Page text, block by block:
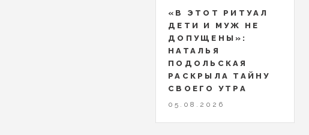
«В ЭТОТ РИТУАЛ
ДЕТИ И МУЖ НЕ
ДОПУЩЕНЫ»:
НАТАЛЬЯ
ПОДОЛЬСКАЯ
РАСКРЫЛА ТАЙНУ
СВОЕГО УТРА
05.08.2026